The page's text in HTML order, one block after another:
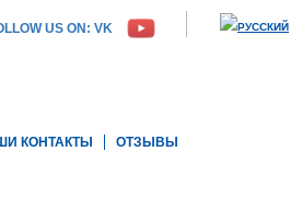
КОНТАКТЫ ОТЗЫВЫ